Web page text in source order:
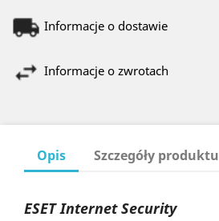
Informacje o dostawie
Informacje o zwrotach
Opis Szczegóły produktu
ESET Internet Security